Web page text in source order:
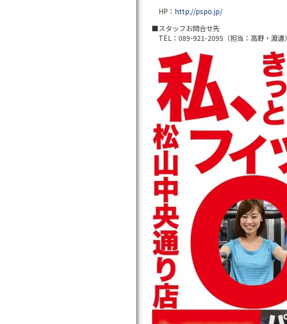
HP： http://pspo.jp/
■スタッフお問合せ先
TEL：089-921-2095（担当：高野・渡邊）